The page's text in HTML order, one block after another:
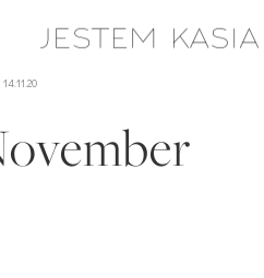
14.11.20